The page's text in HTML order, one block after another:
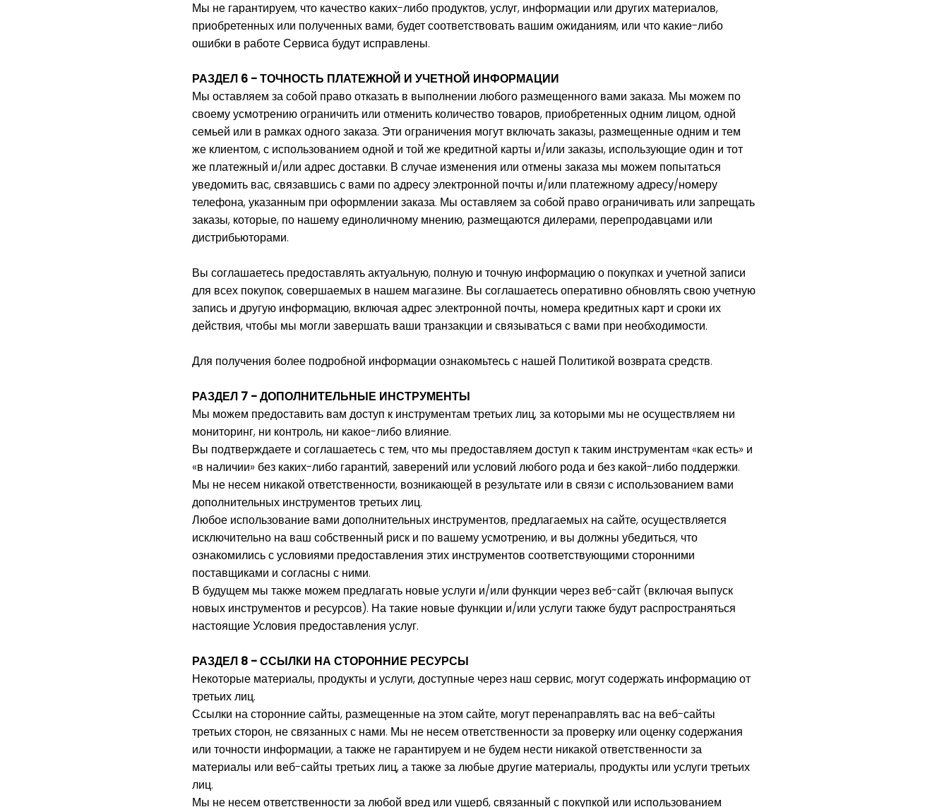
Мы не гарантируем, что качество каких-либо продуктов, услуг, информации или других материалов,
приобретенных или полученных вами, будет соответствовать вашим ожиданиям, или что какие-либо
ошибки в работе Сервиса будут исправлены.
РАЗДЕЛ 6 - ТОЧНОСТЬ ПЛАТЕЖНОЙ И УЧЕТНОЙ ИНФОРМАЦИИ
Мы оставляем за собой право отказать в выполнении любого размещенного вами заказа. Мы можем по
своему усмотрению ограничить или отменить количество товаров, приобретенных одним лицом, одной
семьей или в рамках одного заказа. Эти ограничения могут включать заказы, размещенные одним и тем
же клиентом, с использованием одной и той же кредитной карты и/или заказы, использующие один и тот
же платежный и/или адрес доставки. В случае изменения или отмены заказа мы можем попытаться
уведомить вас, связавшись с вами по адресу электронной почты и/или платежному адресу/номеру
телефона, указанным при оформлении заказа. Мы оставляем за собой право ограничивать или запрещать
заказы, которые, по нашему единоличному мнению, размещаются дилерами, перепродавцами или
дистрибьюторами.
Вы соглашаетесь предоставлять актуальную, полную и точную информацию о покупках и учетной записи
для всех покупок, совершаемых в нашем магазине. Вы соглашаетесь оперативно обновлять свою учетную
запись и другую информацию, включая адрес электронной почты, номера кредитных карт и сроки их
действия, чтобы мы могли завершать ваши транзакции и связываться с вами при необходимости.
Для получения более подробной информации ознакомьтесь с нашей Политикой возврата средств.
РАЗДЕЛ 7 - ДОПОЛНИТЕЛЬНЫЕ ИНСТРУМЕНТЫ
Мы можем предоставить вам доступ к инструментам третьих лиц, за которыми мы не осуществляем ни
мониторинг, ни контроль, ни какое-либо влияние.
Вы подтверждаете и соглашаетесь с тем, что мы предоставляем доступ к таким инструментам «как есть» и
«в наличии» без каких-либо гарантий, заверений или условий любого рода и без какой-либо поддержки.
Мы не несем никакой ответственности, возникающей в результате или в связи с использованием вами
дополнительных инструментов третьих лиц.
Любое использование вами дополнительных инструментов, предлагаемых на сайте, осуществляется
исключительно на ваш собственный риск и по вашему усмотрению, и вы должны убедиться, что
ознакомились с условиями предоставления этих инструментов соответствующими сторонними
поставщиками и согласны с ними.
В будущем мы также можем предлагать новые услуги и/или функции через веб-сайт (включая выпуск
новых инструментов и ресурсов). На такие новые функции и/или услуги также будут распространяться
настоящие Условия предоставления услуг.
РАЗДЕЛ 8 - ССЫЛКИ НА СТОРОННИЕ РЕСУРСЫ
Некоторые материалы, продукты и услуги, доступные через наш сервис, могут содержать информацию от
третьих лиц.
Ссылки на сторонние сайты, размещенные на этом сайте, могут перенаправлять вас на веб-сайты
третьих сторон, не связанных с нами. Мы не несем ответственности за проверку или оценку содержания
или точности информации, а также не гарантируем и не будем нести никакой ответственности за
материалы или веб-сайты третьих лиц, а также за любые другие материалы, продукты или услуги третьих
лиц.
Мы не несем ответственности за любой вред или ущерб, связанный с покупкой или использованием